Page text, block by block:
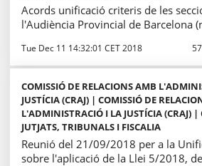
Acords unificació criteris de les
l'Audiència Provincial de Barcelona
Tue Dec 11 14:32:01 CET 2018
COMISSIÓ DE RELACIONS AMB
JUSTÍCIA (CRAJ) | COMISSIÓ DE
L'ADMINISTRACIÓ I LA JUSTÍCIA (CRAJ) |
JUTJATS, TRIBUNALS I FISCALIA
Reunió del 21/09/2018 per a la
sobre l'aplicació de la Llei 5/2018,